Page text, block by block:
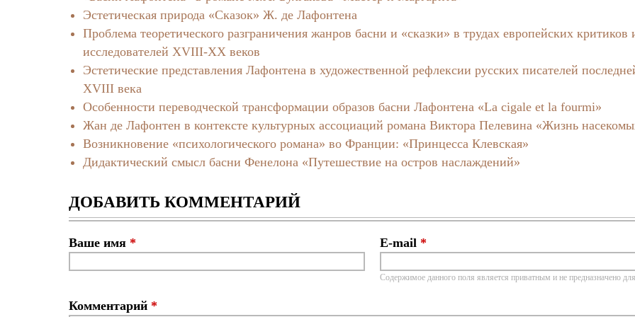
Эстетическая природа «Сказок» Ж. де Лафонтена
Проблема теоретического разграничения жанров басни и «сказки» в трудах европейских критиков
исследователей XVIII-XX веков
Эстетические представления Лафонтена в художественной рефлексии русских писателей
XVIII века
Особенности переводческой трансформации образов басни Лафонтена «La cigale et la fourmi»
Жан де Лафонтен в контексте культурных ассоциаций романа Виктора Пелевина «Жизнь
Возникновение «психологического романа» во Франции: «Принцесса Клевская»
Дидактический смысл басни Фенелона «Путешествие на остров наслаждений»
ДОБАВИТЬ КОММЕНТАРИЙ
Ваше имя * E-mail *
Содержимое данного поля является приватным и не предназначено
Комментарий *